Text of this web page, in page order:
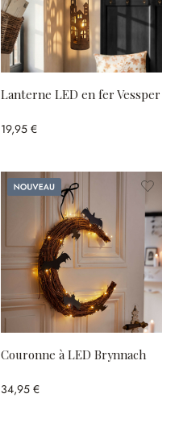
Lanterne LED en fer Vessper
19,95 €
Nouveau
Couronne à LED Brynnach
34,95 €